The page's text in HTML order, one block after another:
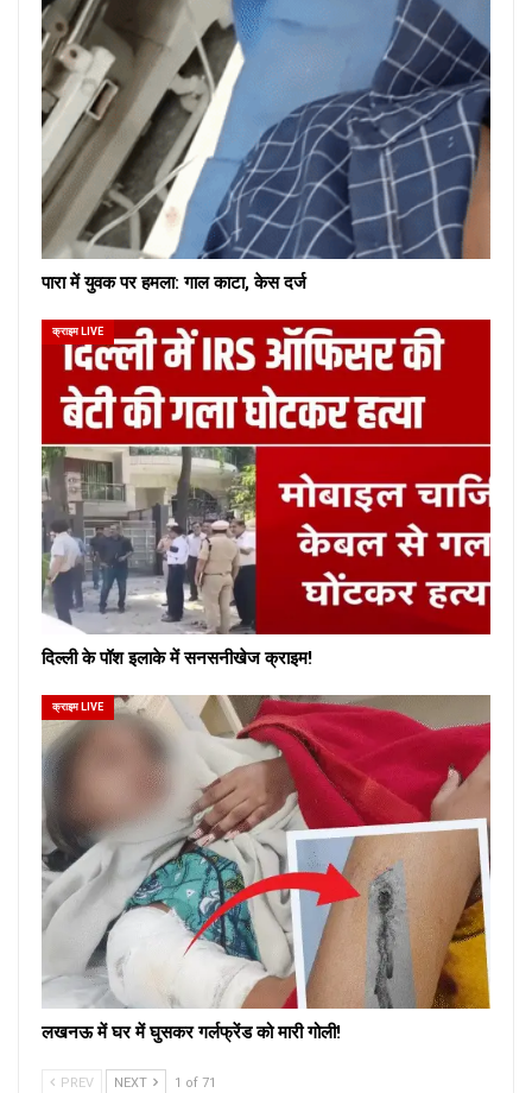
पारा में युवक पर हमला: गाल काटा, केस दर्ज
क्राइम LIVE
दिल्ली के पॉश इलाके में सनसनीखेज क्राइम!
क्राइम LIVE
लखनऊ में घर में घुसकर गर्लफ्रेंड को मारी गोली!
PREV NEXT 1 of 71